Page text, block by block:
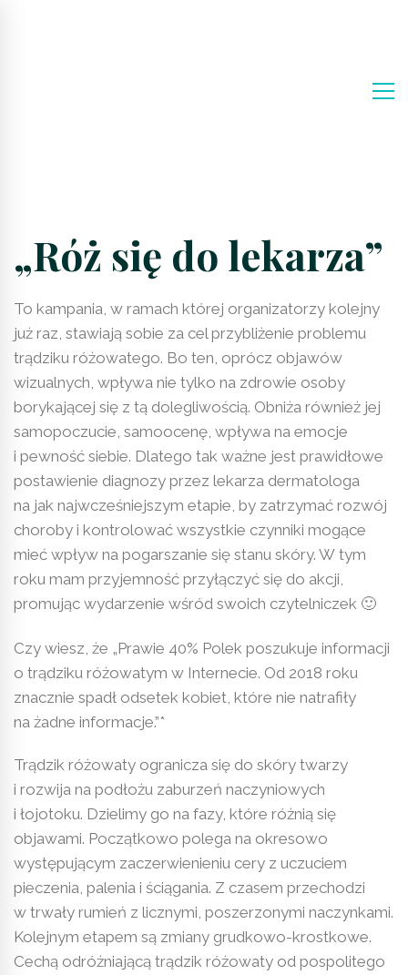
„Róż się do lekarza”
To kampania, w ramach której organizatorzy kolejny
już raz, stawiają sobie za cel przybliżenie problemu
trądziku różowatego. Bo ten, oprócz objawów
wizualnych, wpływa nie tylko na zdrowie osoby
borykającej się z tą dolegliwością. Obniża również jej
samopoczucie, samoocenę, wpływa na emocje
i pewność siebie. Dlatego tak ważne jest prawidłowe
postawienie diagnozy przez lekarza dermatologa
na jak najwcześniejszym etapie, by zatrzymać rozwój
choroby i kontrolować wszystkie czynniki mogące
mieć wpływ na pogarszanie się stanu skóry. W tym
roku mam przyjemność przyłączyć się do akcji,
promując wydarzenie wśród swoich czytelniczek 🙂
Czy wiesz, że „Prawie 40% Polek poszukuje informacji
o trądziku różowatym w Internecie. Od 2018 roku
znacznie spadł odsetek kobiet, które nie natrafiły
na żadne informacje.”*
Trądzik różowaty ogranicza się do skóry twarzy
i rozwija na podłożu zaburzeń naczyniowych
i łojotoku. Dzielimy go na fazy, które różnią się
objawami. Początkowo polega na okresowo
występującym zaczerwienieniu cery z uczuciem
pieczenia, palenia i ściągania. Z czasem przechodzi
w trwały rumień z licznymi, poszerzonymi naczynkami.
Kolejnym etapem są zmiany grudkowo-krostkowe.
Cechą odróżniającą trądzik różowaty od pospolitego